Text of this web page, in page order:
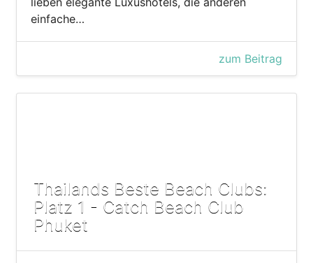
einfache…
zum Beitrag
Thailands Beste Beach Clubs:
Platz 1 - Catch Beach Club
Phuket